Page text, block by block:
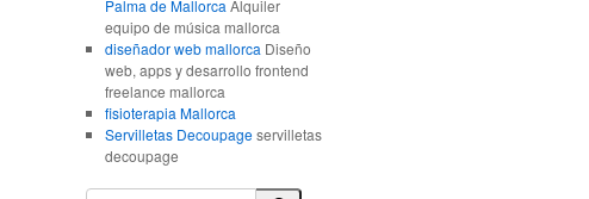
Palma de Mallorca Alquiler
equipo de música mallorca
diseñador web mallorca Diseño
web, apps y desarrollo frontend
freelance mallorca
fisioterapia Mallorca
Servilletas Decoupageservilletas
decoupage